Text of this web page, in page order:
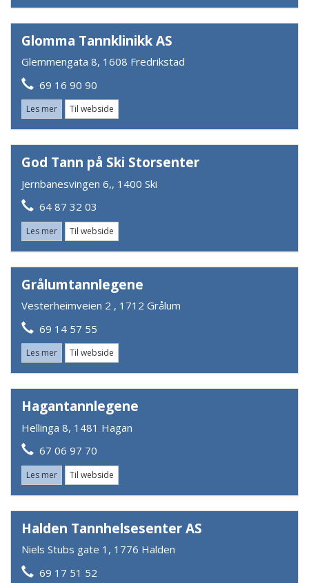
Glomma Tannklinikk AS
Glemmengata 8, 1608 Fredrikstad
69 16 90 90
Les mer Til webside
God Tann på Ski Storsenter
Jernbanesvingen 6,, 1400 Ski
64 87 32 03
Les mer Til webside
Grålumtannlegene
Vesterheimveien 2 , 1712 Grålum
69 14 57 55
Les mer Til webside
Hagantannlegene
Hellinga 8, 1481 Hagan
67 06 97 70
Les mer Til webside
Halden Tannhelsesenter AS
Niels Stubs gate 1, 1776 Halden
69 17 51 52